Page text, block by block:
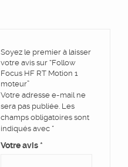
Soyez le premier à laisser
votre avis sur “Follow
Focus HF RT Motion 1
moteur”
Votre adresse e-mail ne
sera pas publiée. Les
champs obligatoires sont
indiqués avec *
Votre avis *